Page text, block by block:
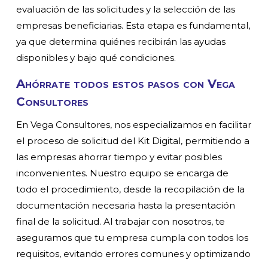
evaluación de las solicitudes y la selección de las
empresas beneficiarias. Esta etapa es fundamental,
ya que determina quiénes recibirán las ayudas
disponibles y bajo qué condiciones.
Ahórrate todos estos pasos con Vega
Consultores
En Vega Consultores, nos especializamos en facilitar
el proceso de solicitud del Kit Digital, permitiendo a
las empresas ahorrar tiempo y evitar posibles
inconvenientes. Nuestro equipo se encarga de
todo el procedimiento, desde la recopilación de la
documentación necesaria hasta la presentación
final de la solicitud.Al trabajar con nosotros, te
aseguramos que tu empresa cumpla con todos los
requisitos, evitando errores comunes y optimizando